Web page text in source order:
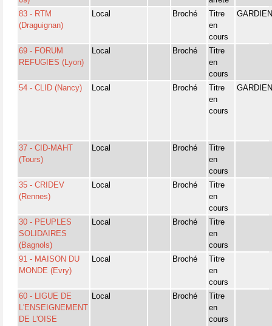
83 - RTM
(Draguignan)
Local Broché
Titre
en
cours
GARDIEN
69 - FORUM
REFUGIES (Lyon)
Local Broché
Titre
en
cours
54 - CLID (Nancy)
Local Broché
Titre
en
cours
GARDIEN
37 - CID-MAHT
(Tours)
Local Broché
Titre
en
cours
35 - CRIDEV
(Rennes)
Local Broché
Titre
en
cours
30 - PEUPLES
SOLIDAIRES
(Bagnols)
Local Broché
Titre
en
cours
91 - MAISON DU
MONDE (Evry)
Local Broché
Titre
en
cours
60 - LIGUE DE
L'ENSEIGNEMENT
DE L'OISE
Local Broché
Titre
en
cours